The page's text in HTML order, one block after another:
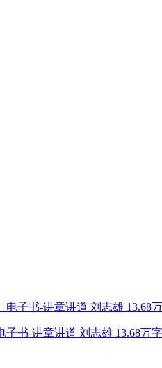
书-讲章讲道 刘志雄 13.68万字